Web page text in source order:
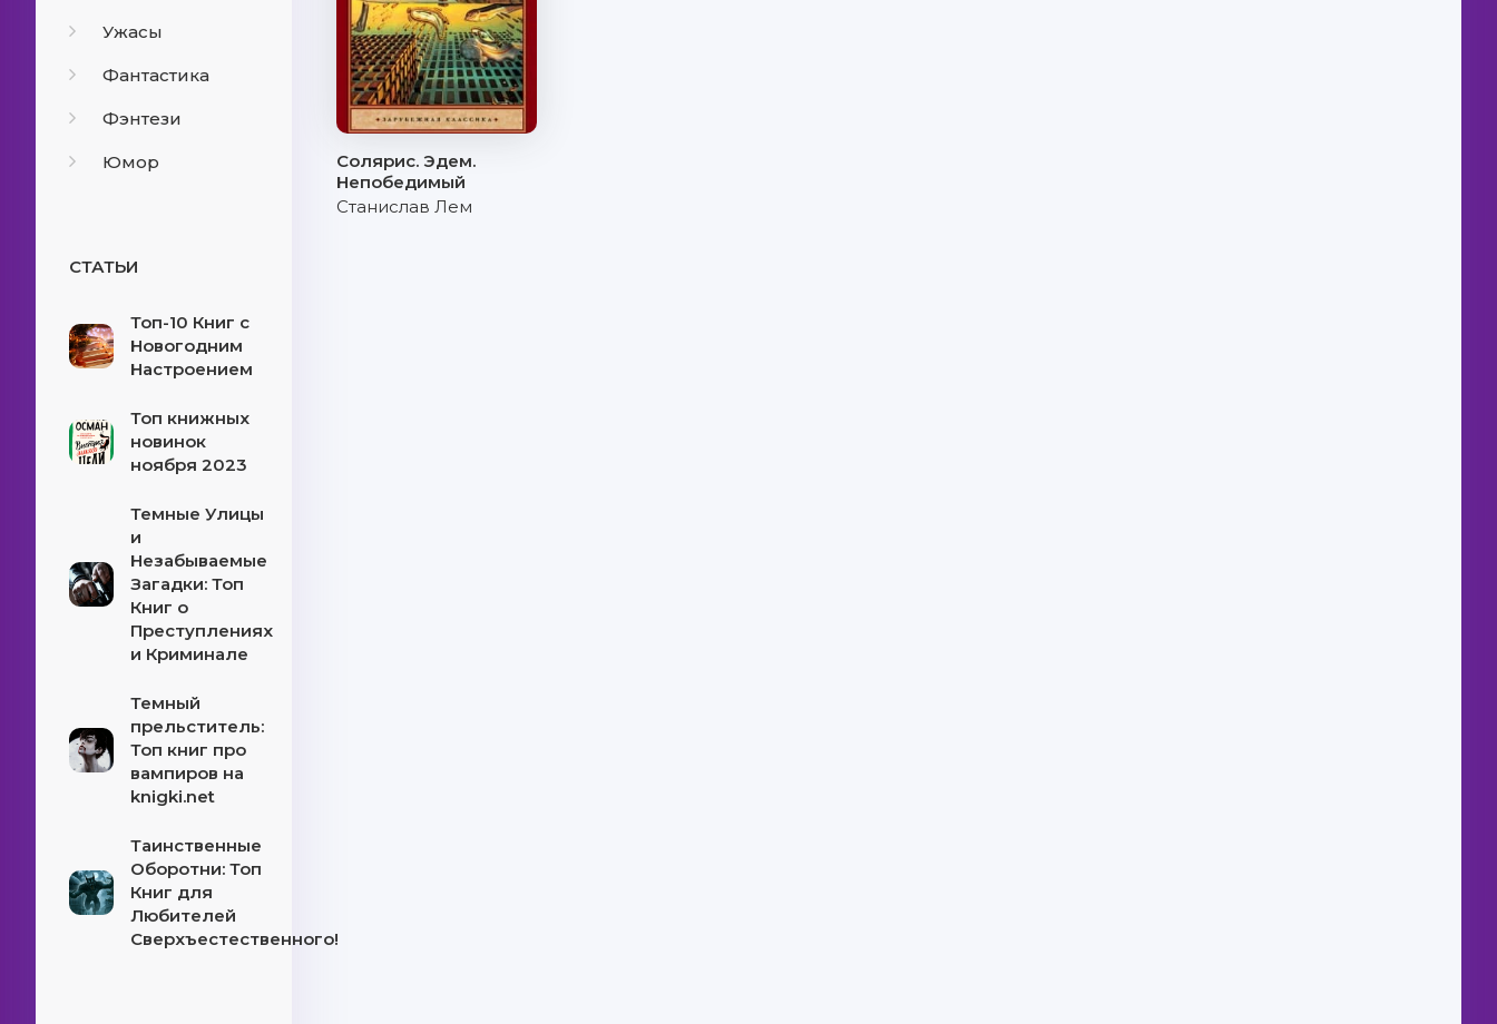
Ужасы
Фантастика
Фэнтези
Юмор
СТАТЬИ
Топ-10 Книг с
Новогодним
Настроением
Топ книжных
новинок
ноября 2023
Темные Улицы
и
Незабываемые
Загадки: Топ
Книг о
Преступлениях
и Криминале
Темный
прельститель:
Топ книг про
вампиров на
knigki.net
Таинственные
Оборотни: Топ
Книг для
Любителей
Сверхъестественного!
Солярис. Эдем.
Непобедимый
Станислав Лем